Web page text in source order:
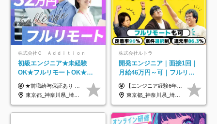
株式会社Ｃ Ａｄｄｉｔｉｏｎ
初級エンジニア★未経験
OK★フルリモートOK★月
給32万円～★残業月10h＆
年休120日以上★副業可
★前職給与保証あり ★月給32万円以上＋インセンティブあり 月給32万円以上＋インセンティブ＋各種手当 ※上記には固定残業代（月30時間・44,400円～）を含みます ※超過分は別途支給します ※試用期間はございません ★＼成果＝あなたの収入／★ 【1】案件単価ー8万円＝あなたの給与 参画したプロジェクトの案件単価から 一律8万円引いた金額があなたの給与です！ （月給例） ■1人称での構築・小規模な詳細設計 案件単価55万円ー8万円＝月給47万円（還元率85.5%） ■大型案件の設計・構築やプロジェクト管理 案件単価90万円ー8万円＝月給82万円（還元率91.1%） ‥‥‥‥‥‥‥‥‥‥‥‥‥‥‥‥‥‥ 【2】月給の他にも豊富なインセンティブあり 全員が月3～13万円のインセンティブをゲットしています！ ≪インセンティブ制度≫ 稼働している現場で増員・交代が発生し、 当社の人員を配属が決定した際に支給。 ◇C Addition正社員が参画 ：実粗利の10%／毎月 ◇協力会社所属の社員が参画：実粗利の30%／毎月 ≪リファラル制度≫ あなたの知り合いが当社のメンバーになった際に、 毎月1人あたり2万円支給します◎ ‥‥‥‥‥‥‥‥‥‥‥‥‥‥‥‥‥‥
東京都_神奈川県_埼玉県_千葉県_大阪府_愛知県_北海道_青森県_岩手県_宮城県_秋田県_山形県_福島県_茨城県_栃木県_群馬県_新潟県_山梨県_長野県_富山県_石川県_福井県_静岡県_岐阜県_三重県_兵庫県_京都府_滋賀県_奈良県_和歌山県_広島県_岡山県_鳥取県_島根県_山口県_徳島県_香川県_愛媛県_高知県_福岡県_熊本県_佐賀県_長崎県_大分県_宮崎県_鹿児島県_沖縄県
株式会社ルトラ
開発エンジニア｜面接1回｜
月給46万円～可｜フルリモ
ートも可｜案件選択制｜定
着率96％以上｜副業OK｜住
宅手当
【エンジニア経験6年以上の方】 月給46万円～100万円（固定残業代含む） ※上記月給には月30時間分の固定残業代（月8万7,400円～月19万円）を含む。超過分は全額支給。 【エンジニア経験4年以上の方】 月給42万円～100万円（固定残業代含む） ※上記月給には月30時間分の固定残業代（月7万9,800円～月19万円）を含む。超過分は全額支給。 【エンジニア経験4年未満の方】 月給38万円～100万円（固定残業代含む） ※上記月給には月30時間分の固定残業代（月7万2,200円～月19万円）を含む。超過分は全額支給。 ※経験、スキル、前職給与などを踏まえて決定。 ◆ルトラの給与制度のポイント！◆ ・社員の95%が入社時に年収UP！最高で300万円UPの実績も ・平均還元率86.3%（交通費・住宅手当・会社負担分の社保も含む） ・人柄やポテンシャルを評価し、スキル以上の希望年収を提示することも ・退職金制度やリファラル手当（平均50万円）あり
東京都_神奈川県_埼玉県_千葉県_大阪府_愛知県_北海道_青森県_岩手県_宮城県_秋田県_山形県_福島県_茨城県_栃木県_群馬県_新潟県_山梨県_長野県_富山県_石川県_福井県_静岡県_岐阜県_三重県_兵庫県_京都府_滋賀県_奈良県_和歌山県_広島県_岡山県_鳥取県_島根県_山口県_徳島県_香川県_愛媛県_高知県_福岡県_熊本県_佐賀県_長崎県_大分県_宮崎県_鹿児島県_沖縄県